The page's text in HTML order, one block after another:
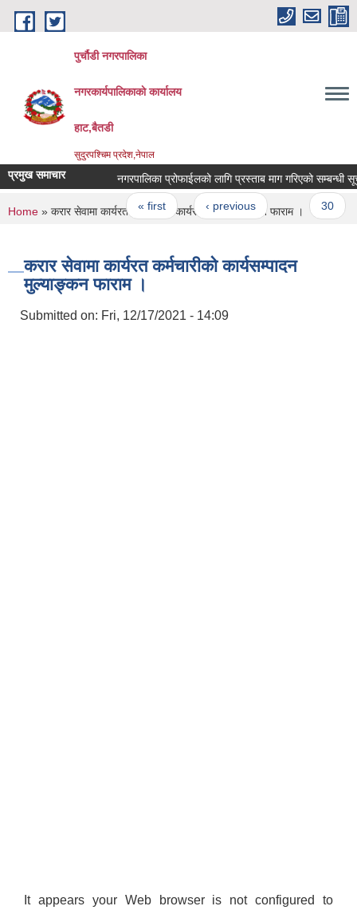
Skip to main content
पुर्चौडी नगरपालिका
नगरकार्यपालिकाकाे कार्यालय
हाट,बैतडी
सुदुरपश्चिम प्रदेश,नेपाल
प्रमुख समाचार नगरपालिका प्रोफाईलको लागि प्रस्ताब माग गरिएको सम्बन्धी
Pages
« first ‹ previous …
You are here
Home » करार सेवामा कार्यरत कर्मचारीको कार्यसम्पादन मुल्याङ्कन फाराम ।
करार सेवामा कार्यरत कर्मचारीको कार्यसम्पादन
मुल्याङ्कन फाराम ।
Submitted on: Fri, 12/17/2021 - 14:09
It appears your Web browser is not configured to